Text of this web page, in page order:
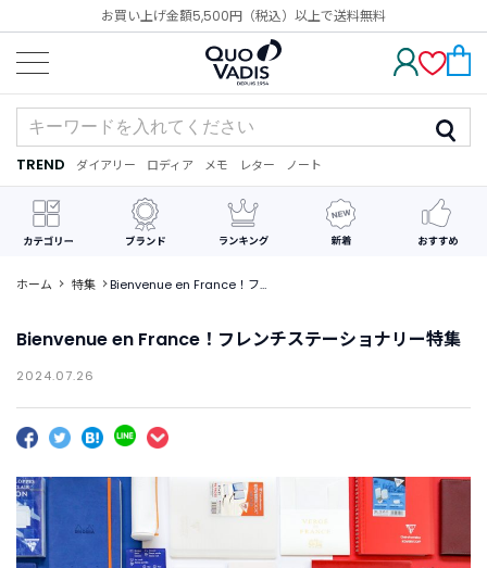
お買い上げ金額5,500円（税込）以上で送料無料
TREND
ダ
イ
ア
リ
ー
ロ
デ
ィ
ア
メ
レ
ノ
カ
テ
ゴ
か
探
す
TREND ダイアリー ロディア メモ レター ノート
ホーム 特集
Bienvenue en France！フ
Bienvenue en France！フレンチステーショナリー特集
2024.07.26